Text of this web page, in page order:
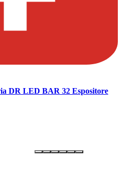
DR LED BAR 32 Espositore